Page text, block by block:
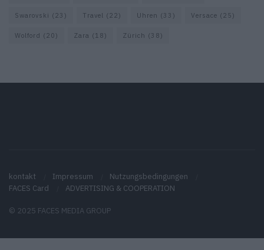
Swarovski (23) Travel (22) Uhren (33) Versace (25)
Wolford (20) Zara (18) Zürich (38)
kontakt Impressum
Nutzungsbedingungen
FACES Card
ADVERTISING & COOPERATION
© 2025 FACES MEDIA GROUP